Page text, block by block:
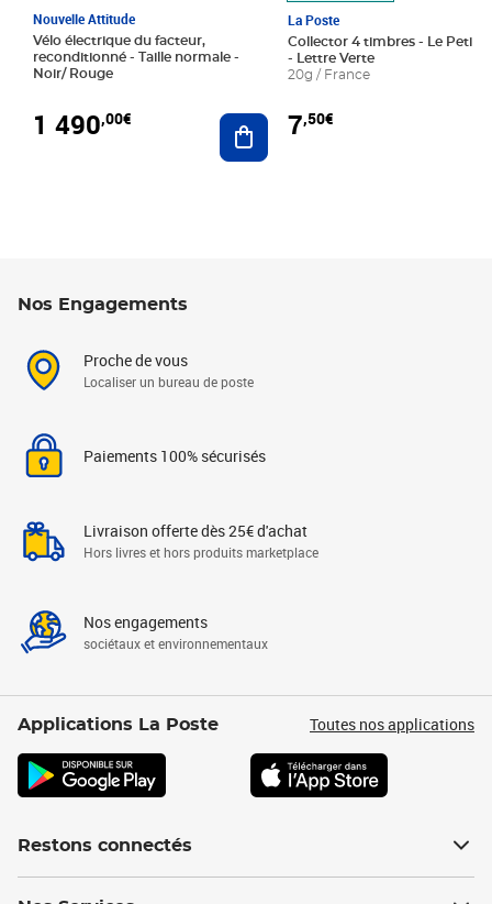
Nouvelle Attitude
Vélo électrique du facteur,
reconditionné - Taille normale -
Noir/ Rouge
1 490,00€ Ajouter au panier
La Poste
Collector 4 timbres - Le Petit
- Lettre Verte
20g / France
7,50€
Nos Engagements
Proche de vous
Localiser un bureau de poste
Paiements 100% sécurisés
Livraison offerte dès 25€ d'achat
Hors livres et hors produits marketplace
Nos engagements
sociétaux et environnementaux
Applications La Poste Toutes nos applications
Restons connectés